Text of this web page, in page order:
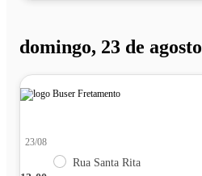
domingo, 23 de agosto
23/08
Rua Santa Rita